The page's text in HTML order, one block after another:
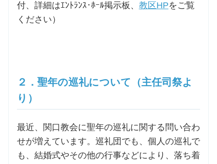
三田助祭の講座
お問合せ
ご利用にあたって
付、詳細はｴﾝﾄﾗﾝｽ･ﾎｰﾙ掲示板、 教区HPをご覧
ください）
２．聖年の巡礼について（主任司祭よ
り）
最近、関口教会に聖年の巡礼に関する問い合わ
せが増えています。巡礼団でも、個人の巡礼で
も、結婚式やその他の行事などにより、落ち着